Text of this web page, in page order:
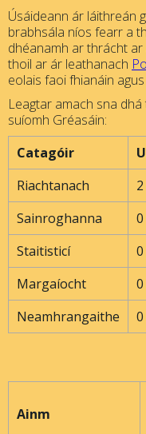
Úsáideann ár láithreán
brabhsála níos fearr a
dhéanamh ar thrácht
thoil ar ár leathanach
eolais faoi fhianáin
Leagtar amach sna
suíomh Gréasáin:
Catagóir
Riachtanach
2
Sainroghanna
0
Staitisticí
0
Margaíocht
0
Neamhrangaithe
0
Ainm